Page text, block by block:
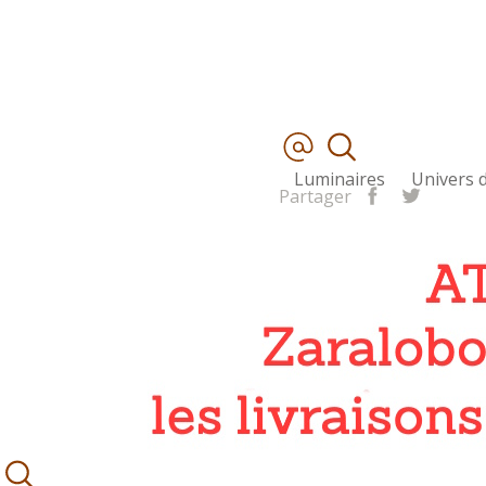
Partager
Luminaires Univers